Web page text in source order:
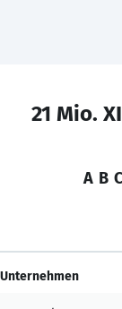
21 Mio.
A B C
Unternehmen